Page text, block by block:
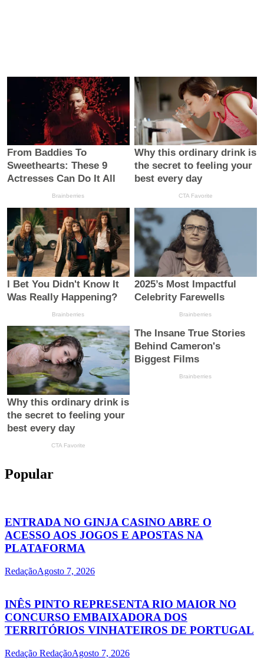
Popular
ENTRADA NO GINJA CASINO ABRE O
ACESSO AOS JOGOS E APOSTAS NA
PLATAFORMA
RedaçãoAgosto 7, 2026
INÊS PINTO REPRESENTA RIO MAIOR NO
CONCURSO EMBAIXADORA DOS
TERRITÓRIOS VINHATEIROS DE PORTUGAL
Redação RedaçãoAgosto 7, 2026